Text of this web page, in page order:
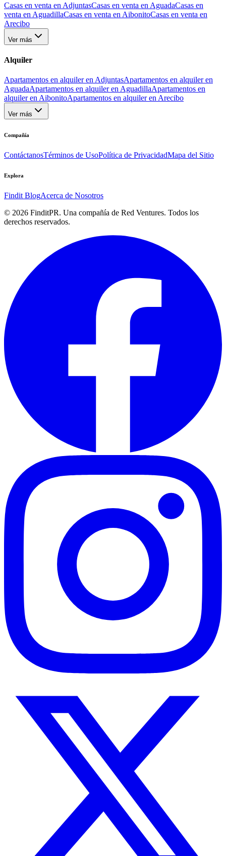
Casas en venta en AdjuntasCasas en venta en AguadaCasas en
venta en AguadillaCasas en venta en AibonitoCasas en venta en
Arecibo
Ver más
Alquiler
Apartamentos en alquiler en AdjuntasApartamentos en alquiler en
AguadaApartamentos en alquiler en AguadillaApartamentos en
alquiler en AibonitoApartamentos en alquiler en Arecibo
Ver más
Compañía
ContáctanosTérminos de UsoPolítica de PrivacidadMapa del Sitio
Explora
Findit BlogAcerca de Nosotros
© 2026 FinditPR. Una compañía de Red Ventures. Todos los
derechos reservados.